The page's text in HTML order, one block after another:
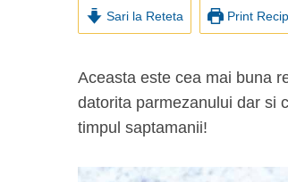
Sari la Reteta Print
Aceasta este cea mai buna reteta de nuggets de pui la air fryer. Simpla, rapida, plina de savoare
datorita parmezanului dar si
timpul saptamanii!